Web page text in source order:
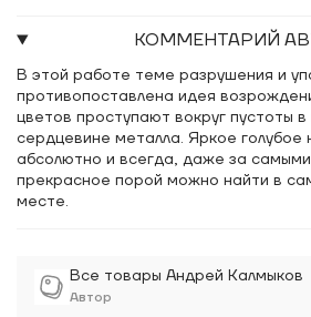
Все товары Андрей Калмыков
Автор
поверхность и находящиеся на ней
выразительности и
красочный слой выступает своего
запечатывающим и сохраняющим
В таком положении они приобретают
ископаемого и становятся
КОММЕНТАРИЙ
В этой работе теме разрушения и
противопоставлена идея
цветов проступают вокруг пустоты
сердцевине металла. Яркое голубое
абсолютно и всегда, даже за
прекрасное порой можно найти в
месте.